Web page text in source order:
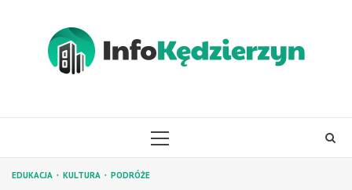
PRIMARY
EDUKACJA KULTURA PODRÓŻE